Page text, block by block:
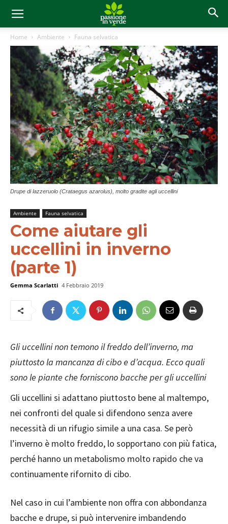
Home Ambiente Fauna selvatica
Drupe di lazzeruolo (Crataegus azarolus), molto gradite agli uccellini
Ambiente Fauna selvatica
Come aiutare gli
uccellini in inverno
(parte 1)
Gemma Scarlatti 4 Febbraio 2019
Gli uccellini non temono il freddo dell’inverno, ma
piuttosto la mancanza di cibo e d’acqua. Ecco quali
sono le piante che forniscono bacche per gli uccellini
Gli uccellini si adattano piuttosto bene al maltempo,
nei confronti del quale si difendono senza avere
necessità di un rifugio simile a una casa. Se però
l’inverno è molto freddo, lo sopportano con più fatica,
perché hanno un metabolismo molto rapido che va
continuamente rifornito di cibo.
Nel caso in cui l’ambiente non offra con abbondanza
bacche e drupe, si può intervenire imbandendo